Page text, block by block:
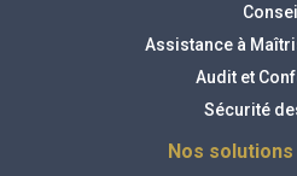
Conseil
Assistance à
Audit et
Sécurité
Nos